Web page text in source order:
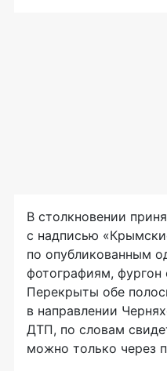
В столкновении
с надписью
по опубликованным
фотографиям, фургон
Перекрыты обе
в направлении
ДТП, по словам
можно только через